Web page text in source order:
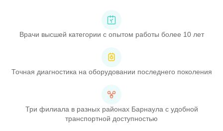
Врачи высшей категории с опытом работы более 10 лет
Точная диагностика на оборудовании последнего поколения
Три филиала в разных районах Барнаула с удобной
транспортной доступностью